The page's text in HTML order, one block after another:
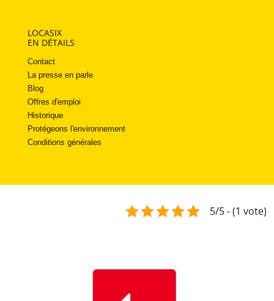
LOCASIX
EN DÉTAILS
Contact
La presse en parle
Blog
Offres d'emploi
Historique
Protégeons l'environnement
Conditions générales
5/5 - (1 vote)